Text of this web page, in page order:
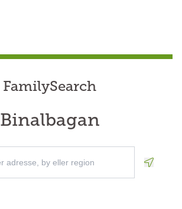
FamilySearch
Binalbagan